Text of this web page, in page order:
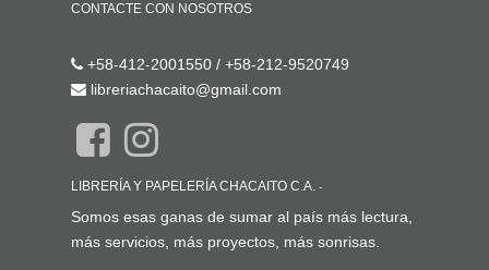
CONTACTE CON NOSOTROS
+58-412-2001550 / +58-212-9520749
libreriachacaito@gmail.com
LIBRERÍA Y PAPELERÍA CHACAITO C.A. -
Somos esas ganas de sumar al país más lectura,
más servicios, más proyectos, más sonrisas.